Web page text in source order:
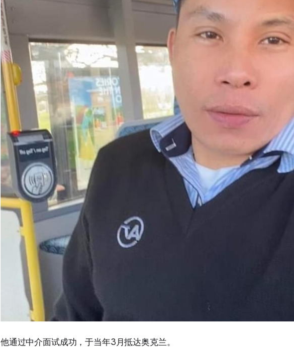
他通过中介面试成功，于当年3月抵达奥克兰。